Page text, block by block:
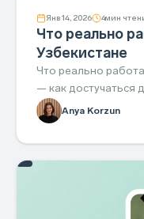
Янв 14, 2026 4мин
Что реально
Узбекистане
Что реально
— как достучаться
аудитории и не
Anya Korzun